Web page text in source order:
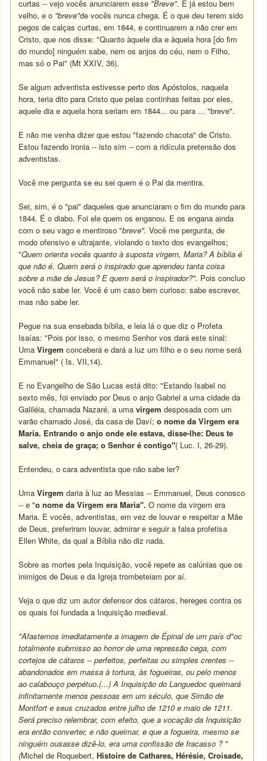
curtas -- vejo vocês anunciarem esse "Breve". E já estou bem
velho, e o "breve"de vocês nunca chega. É o que deu terem sido
pegos de calças curtas, em 1844, e continuarem a não crer em
Cristo, que nos disse: "Quanto àquele dia e àquela hora [do fim
do mundo] ninguém sabe, nem os anjos do céu, nem o Filho,
mas só o Pai" (Mt XXIV, 36).
Se algum adventista estivesse perto dos Apóstolos, naquela
hora, teria dito para Cristo que pelas continhas feitas por eles,
aquele dia e aquela hora seriam em 1844... ou para ... "breve".
E não me venha dizer que estou "fazendo chacota" de Cristo.
Estou fazendo ironia -- isto sim -- com a ridícula pretensão dos
adventistas.
Você me pergunta se eu sei quem é o Pai da mentira.
Sei, sim, é o "pai" daqueles que anunciaram o fim do mundo para
1844. É o diabo. Foi ele quem os enganou. E os engana ainda
com o seu vago e mentiroso "breve". Você me pergunta, de
modo ofensivo e ultrajante, violando o texto dos evangelhos;
"Quem orienta vocês quanto à suposta virgem, Maria? A bíblia é
que não é. Quem será o inspirado que aprendeu tanta coisa
sobre a mãe de Jesus? E quem será o inspirador?". Pois concluo
você não sabe ler. Você é um caso bem curioso: sabe escrever,
mas não sabe ler.
Pegue na sua ensebada bíblia, e leia lá o que diz o Profeta
Isaías: "Pois por isso, o mesmo Senhor vos dará este sinal:
UmaVirgem conceberá e dará a luz um filho e o seu nome será
Emmanuel" ( Is. VII,14).
E no Evangelho de São Lucas está dito: "Estando Isabel no
sexto mês, foi enviado por Deus o anjo Gabriel a uma cidade da
Galiléia, chamada Nazaré, a umavirgem desposada com um
varão chamado José, da casa de Daví;o nome da Virgem era
Maria. Entrando o anjo onde ele estava, disse-lhe: Deus te
salve, cheia de graça; o Senhor é contigo"( Luc. I, 26-29).
Entendeu, o cara adventista que não sabe ler?
UmaVirgem daria à luz ao Messias -- Emmanuel, Deus conosco
-- e "o nome da Virgem era Maria". O nome da virgem era
Maria. E vocês, adventistas, em vez de louvar e respeitar a Mãe
de Deus, preferiram louvar, admirar e seguir a falsa profetisa
Ellen White, da qual a Bíblia não diz nada.
Sobre as mortes pela Inquisição, você repete as calúnias que os
inimigos de Deus e da Igreja trombeteiam por aí.
Veja o que diz um autor defensor dos cátaros, hereges contra os
os quais foi fundada a Inquisição medieval.
"Afastemos imediatamente a imagem de Épinal de um país d"oc
totalmente submisso ao horror de uma repressão cega, com
cortejos de cátaros -- perfeitos, perfeitas ou simples crentes --
abandonados em massa à tortura, às fogueiras, ou pelo menos
ao calabouço perpétuo.(...) A Inquisição do Languedoc queimará
infinitamente menos pessoas em um século, que Simão de
Montfort e seus cruzados entre julho de 1210 e maio de 1211.
Será preciso relembrar, com efeito, que a vocação da Inquisição
era então converter, e não queimar, e que a fogueira, mesmo se
ninguém ousasse dizê-lo, era uma confissão de fracasso ? "
(Michel de Roquebert,Histoire de Cathares, Hérésie, Croisade,